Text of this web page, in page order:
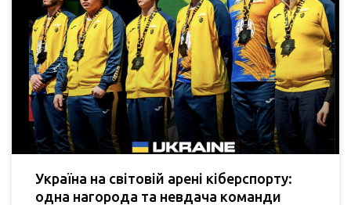
Україна на світовій арені кіберспорту:
одна нагорода та невдача команди